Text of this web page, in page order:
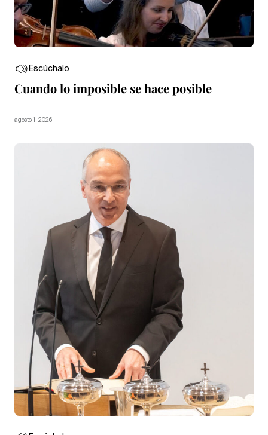
Escúchalo
Cuando lo imposible se hace posible
agosto 1, 2026